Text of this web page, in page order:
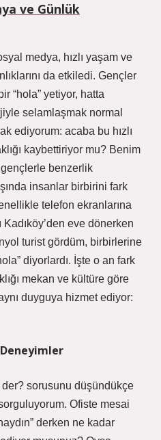
ve Günlük
medya, hızlı yaşam ve
da etkiledi. Gençler
“hola” yetiyor, hatta
selamlaşmak normal
ediyorum: acaba bu hızlı
kaybettiriyor mu? Benim
benzerlik
insanlar birbirini fark
telefon ekranlarına
Kadıköy’den eve dönerken
turist gördüm, birbirlerine
diyorlardı. İşte o an fark
mekan ve kültüre göre
duyguya hizmet ediyor:
der? sorusunu düşündükçe
Ofiste mesai
derken ne kadar